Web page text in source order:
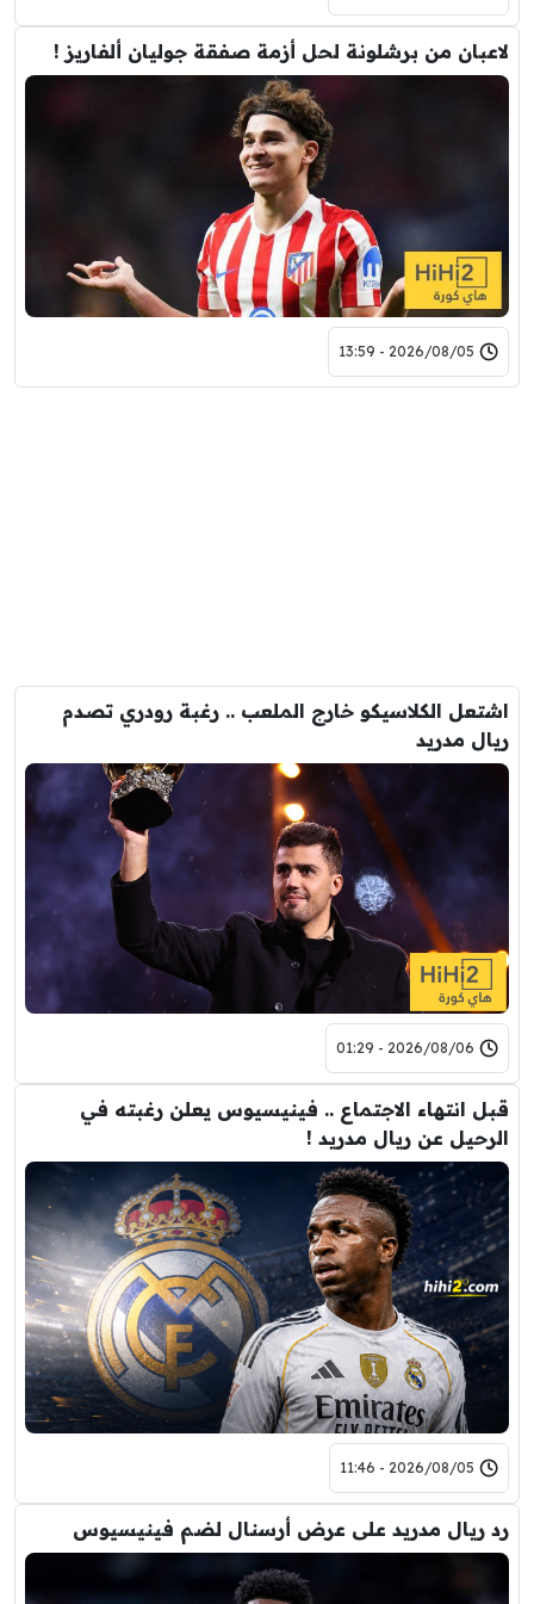
لاعبان من برشلونة لحل أزمة صفقة جوليان ألفاريز !
2026/08/05 - 13:59
اشتعل الكلاسيكو خارج الملعب .. رغبة رودري تصدم
ريال مدريد
2026/08/06 - 01:29
قبل انتهاء الاجتماع .. فينيسيوس يعلن رغبته في
الرحيل عن ريال مدريد !
2026/08/05 - 11:46
رد ريال مدريد على عرض أرسنال لضم فينيسيوس